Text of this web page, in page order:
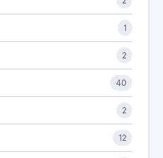
1
2
40
2
12